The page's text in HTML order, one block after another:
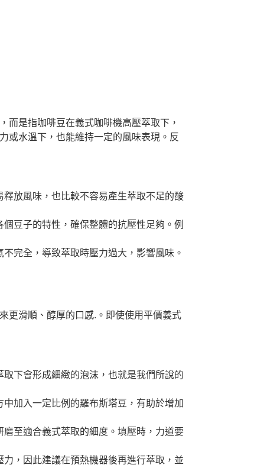
而是指咖啡豆在義式咖啡機高壓萃取下，
或水溫下，也能維持一定的風味表現。反
放風味，也比較不容易產生萃取不足的酸
豆子的特性，確保整體的抗壓性足夠。例
完全，導致萃取時壓力過大，影響風味。
更滑順、醇厚的口感.。即使使用平價義式
下會形成細緻的泡沫，也就是我們所說的
加入一定比例的羅布斯塔豆，有助於增加
至適合義式萃取的細度。填壓時，力道要
，因此建議在預熱機器後再進行萃取，並